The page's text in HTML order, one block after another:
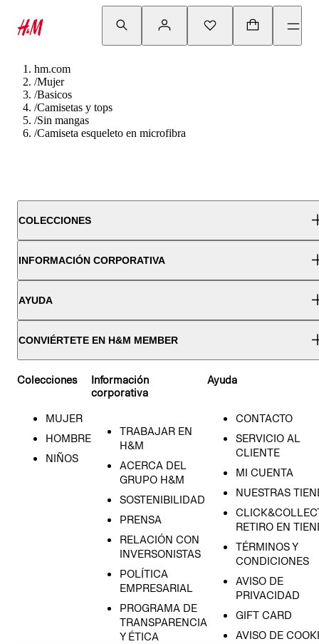
hm.com
/Mujer
/Basicos
/Camisetas y tops
/Sin mangas
/Camiseta esqueleto en microfibra
COLECCIONES
INFORMACIÓN CORPORATIVA
AYUDA
CONVIÉRTETE EN H&M MEMBER
Colecciones
MUJER
HOMBRE
NIÑOS
Información
corporativa
TRABAJAR EN
H&M
ACERCA DEL
GRUPO H&M
SOSTENIBILIDAD
PRENSA
RELACIÓN CON
INVERSONISTAS
POLÍTICA
EMPRESARIAL
PROGRAMA DE
TRANSPARENCIA
Y ÉTICA
Ayuda
CONTACTO
SERVICIO AL
CLIENTE
MI CUENTA
NUESTRAS
RETIRO EN
TÉRMINOS Y
CONDICIONES
AVISO DE
PRIVACIDAD
GIFT CARD
AVISO DE